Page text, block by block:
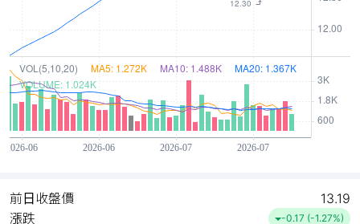
前日收盤價
13.19
漲跌
-0.17 (-1.27%)